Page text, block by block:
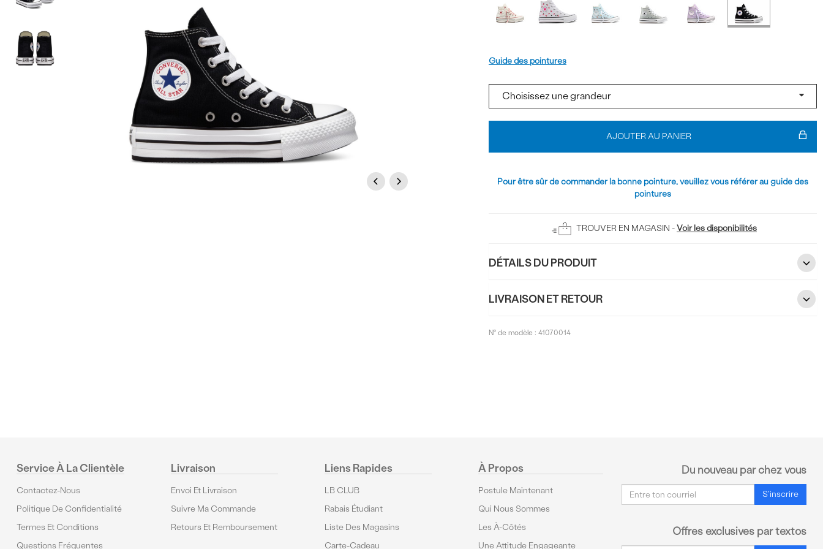
PreviousNext
du
produit
couleurs
Guide des pointures
Ajouter
panier
AJOUTER AU PANIER
Pour être sûr de commander la bonne pointure, veuillez vous référer au guide des
pointures
TROUVER EN MAGASIN -Voir les disponibilités
DÉTAILS DU PRODUIT
LIVRAISON ET RETOUR
N° de modèle : 41070014
Service À La Clientèle
Contactez-Nous
Politique De Confidentialité
Termes Et Conditions
Questions Fréquentes
Livraison
Envoi Et Livraison
Suivre Ma Commande
Retours Et Remboursement
Liens Rapides
LB CLUB
Rabais Étudiant
Liste Des Magasins
Carte-Cadeau
À Propos
Postule Maintenant
Qui Nous Sommes
Les À-Côtés
Une Attitude Engageante
Du nouveau par chez vous
S'inscrire
Offres exclusives par textos